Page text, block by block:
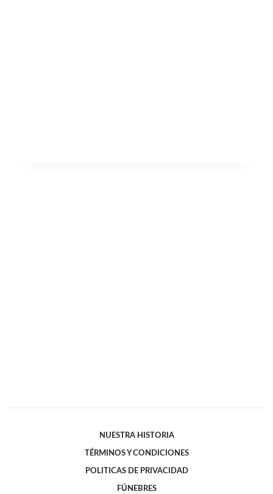
NUESTRA HISTORIA
TÉRMINOS Y CONDICIONES
POLITICAS DE PRIVACIDAD
FÚNEBRES